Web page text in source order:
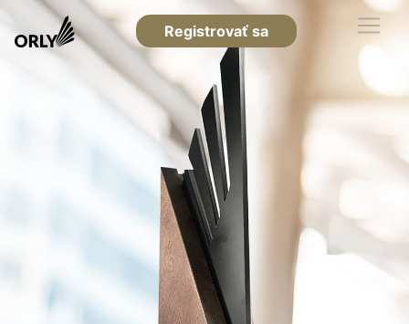
Registrovať sa